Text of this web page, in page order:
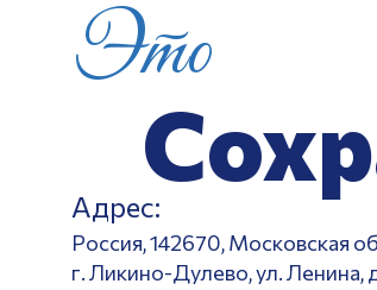
Это
Адрес:
Россия, 142670, Московская
г. Ликино-Дулево, ул. Ленина,